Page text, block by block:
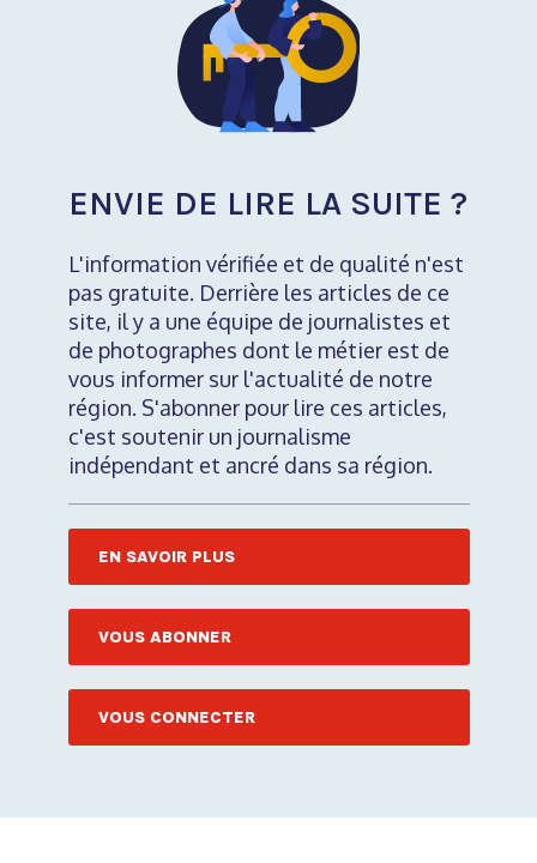
ENVIE DE LIRE LA SUITE ?
L'information vérifiée et de qualité n'est
pas gratuite. Derrière les articles de ce
site, il y a une équipe de journalistes et
de photographes dont le métier est de
vous informer sur l'actualité de notre
région. S'abonner pour lire ces articles,
c'est soutenir un journalisme
indépendant et ancré dans sa région.
EN SAVOIR PLUS
VOUS ABONNER
VOUS CONNECTER